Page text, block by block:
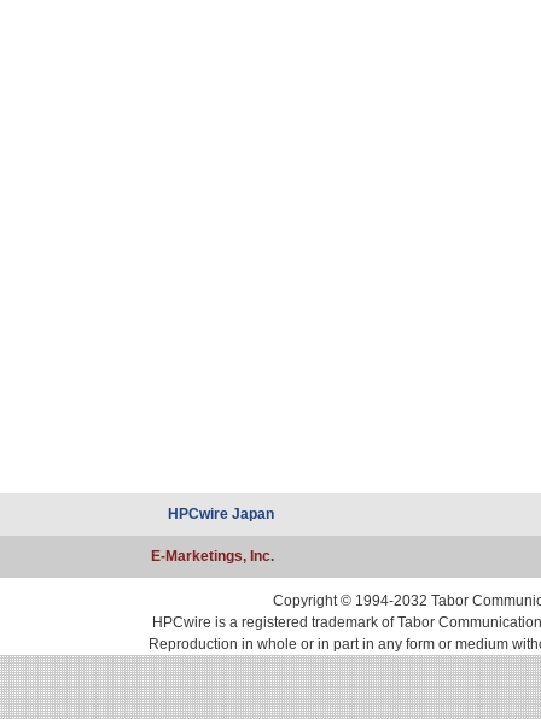
HPCwire Japan
E-Marketings, Inc.
Copyright © 1994-2032 Tabor
HPCwire is a registered trademark of Tabor
Reproduction in whole or in part in any form or medium